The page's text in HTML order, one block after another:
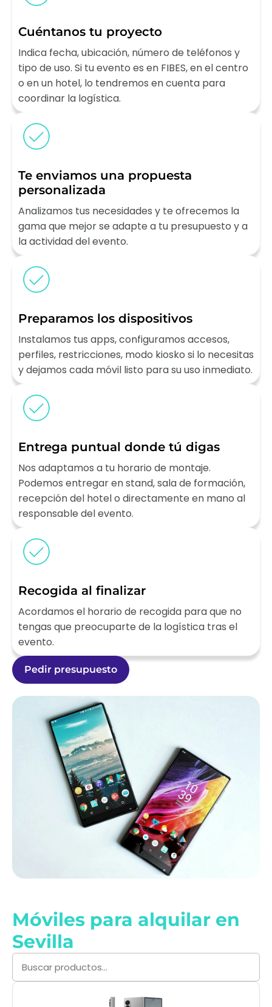
Cuéntanos tu proyecto
Indica fecha, ubicación, número de teléfonos y
tipo de uso. Si tu evento es en FIBES, en el centro
o en un hotel, lo tendremos en cuenta para
coordinar la logística.
Te enviamos una propuesta
personalizada
Analizamos tus necesidades y te ofrecemos la
gama que mejor se adapte a tu presupuesto y a
la actividad del evento.
Preparamos los dispositivos
Instalamos tus apps, configuramos accesos,
perfiles, restricciones, modo kiosko si lo necesitas
y dejamos cada móvil listo para su uso inmediato.
Entrega puntual donde tú digas
Nos adaptamos a tu horario de montaje.
Podemos entregar en stand, sala de formación,
recepción del hotel o directamente en mano al
responsable del evento.
Recogida al finalizar
Acordamos el horario de recogida para que no
tengas que preocuparte de la logística tras el
evento.
Pedir presupuesto
Móviles para alquilar en
Sevilla